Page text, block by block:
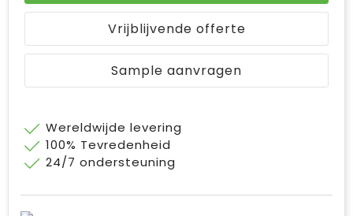
Vrijblijvende offerte
Sample aanvragen
Wereldwijde levering
100% Tevredenheid
24/7 ondersteuning